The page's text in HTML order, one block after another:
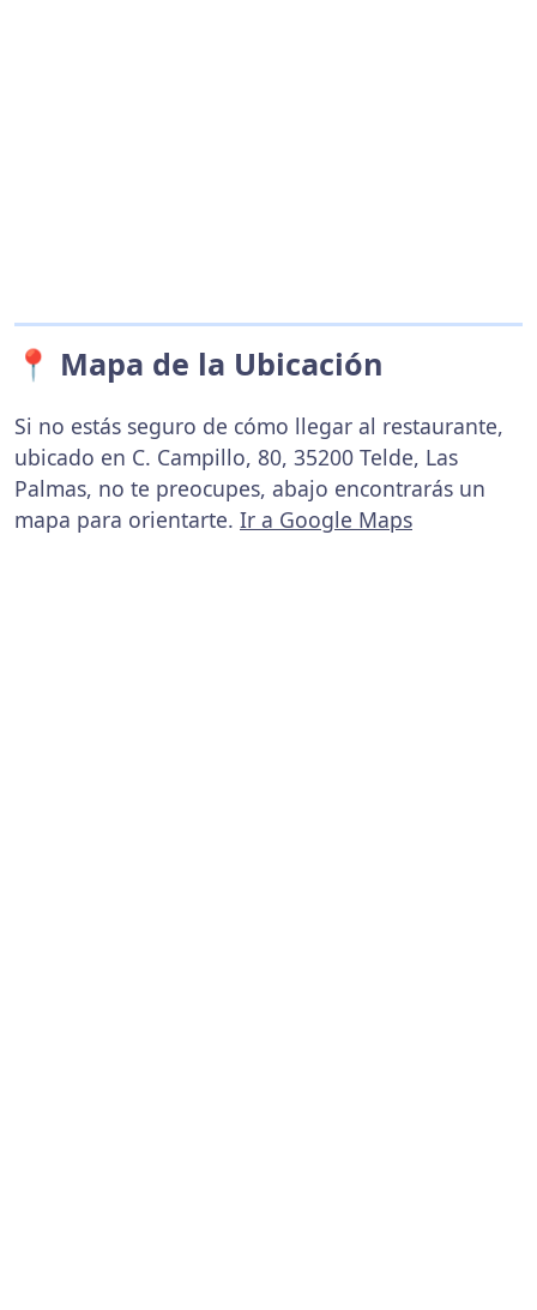
📍 Mapa de la Ubicación
Si no estás seguro de cómo llegar al restaurante,
ubicado en C. Campillo, 80, 35200 Telde, Las
Palmas, no te preocupes, abajo encontrarás un
mapa para orientarte. Ir a Google Maps